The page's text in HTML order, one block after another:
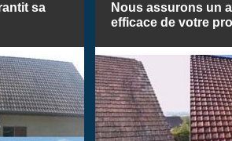
sa
Nous assurons un
efficace de votre